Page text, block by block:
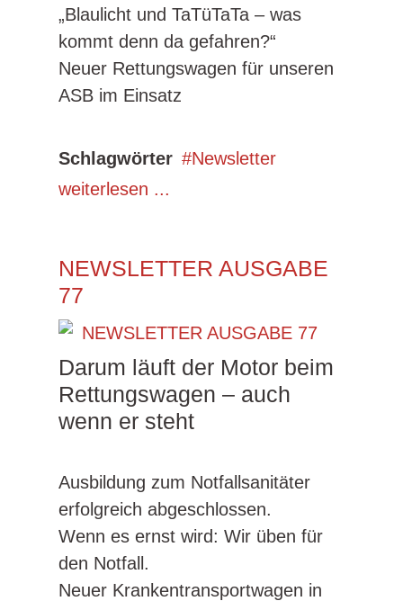
„Blaulicht und TaTüTaTa – was
kommt denn da gefahren?“
Neuer Rettungswagen für unseren
ASB im Einsatz
Schlagwörter
Newsletter
weiterlesen ...
NEWSLETTER AUSGABE
77
Darum läuft der Motor beim
Rettungswagen – auch
wenn er steht
Ausbildung zum Notfallsanitäter
erfolgreich abgeschlossen.
Wenn es ernst wird: Wir üben für
den Notfall.
Neuer Krankentransportwagen in